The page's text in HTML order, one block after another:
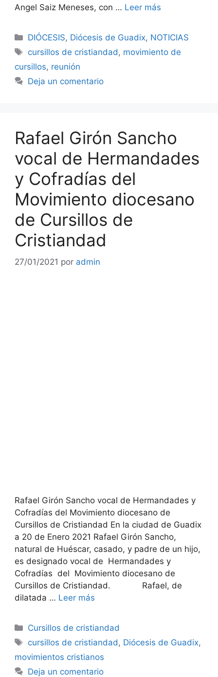
Angel Saiz Meneses, con … Leer más
Categorías
DIÓCESIS, Diócesis de Guadix, NOTICIAS
Etiquetas
cursillos de cristiandad, movimiento de
cursillos, reunión
Deja un comentario
Rafael Girón Sancho
vocal de Hermandades
y Cofradías del
Movimiento diocesano
de Cursillos de
Cristiandad
27/01/2021 por admin
Rafael Girón Sancho vocal de Hermandades y
Cofradías del Movimiento diocesano de
Cursillos de Cristiandad En la ciudad de Guadix
a 20 de Enero 2021 Rafael Girón Sancho,
natural de Huéscar, casado, y padre de un hijo,
es designado vocal de Hermandades y
Cofradías del Movimiento diocesano de
Cursillos de Cristiandad. Rafael, de
dilatada … Leer más
Categorías
Cursillos de cristiandad
Etiquetas
cursillos de cristiandad , Diócesis de Guadix,
movimientos cristianos
Deja un comentario